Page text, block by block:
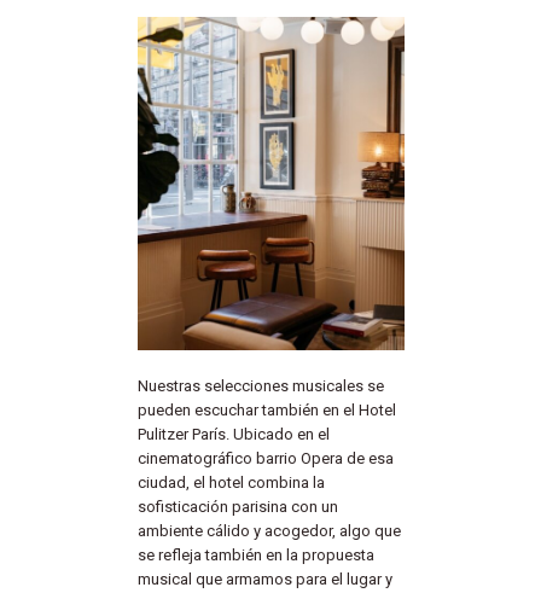
Nuestras selecciones musicales se
pueden escuchar también en el Hotel
Pulitzer París. Ubicado en el
cinematográfico barrio Opera de esa
ciudad, el hotel combina la
sofisticación parisina con un
ambiente cálido y acogedor, algo que
se refleja también en la propuesta
musical que armamos para el lugar y